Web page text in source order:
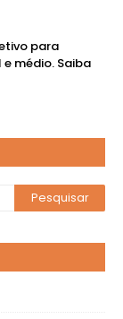
para
médio. Saiba